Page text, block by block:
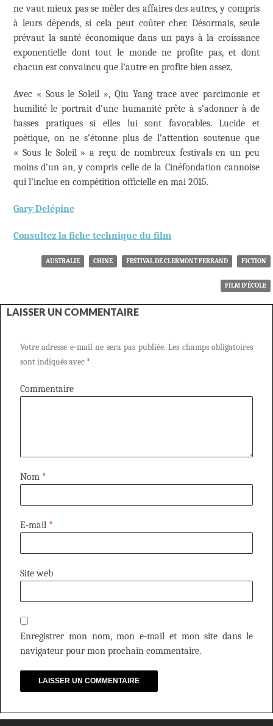
ne vaut mieux pas se mêler des affaires des autres, y compris
à leurs dépends, si cela peut coûter cher. Désormais, seule
prévaut la santé économique dans un pays à la croissance
exponentielle dont tout le monde ne profite pas, et dont
chacun est convaincu que l’autre en profite bien assez.
Avec « Sous le Soleil », Qiu Yang trace avec parcimonie et
humilité le portrait d’une humanité prête à s’adonner à de
basses pratiques si elles lui sont favorables. Lucide et
poétique, on ne s’étonne plus de l’attention soutenue que
« Sous le Soleil » a reçu de nombreux festivals en un peu
moins d’un an, y compris celle de la Cinéfondation cannoise
qui l’inclue en compétition officielle en mai 2015.
Gary Delépine
Consultez la fiche technique du film
AUSTRALIE CHINE FESTIVAL DE CLERMONT-FERRAND FICTION
FILM D'ÉCOLE
LAISSER UN COMMENTAIRE
Votre adresse e-mail ne sera pas publiée. Les champs obligatoires
sont indiqués avec *
Commentaire
Nom *
E-mail *
Site web
Enregistrer mon nom, mon e-mail et mon site dans le
navigateur pour mon prochain commentaire.